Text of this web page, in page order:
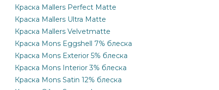
Краска Mallers Perfect Matte
Краска Mallers Ultra Matte
Краска Mallers Velvetmatte
Краска Mons Eggshell 7% блеска
Краска Mons Exterior 5% блеска
Краска Mons Interior 3% блеска
Краска Mons Satin 12% блеска